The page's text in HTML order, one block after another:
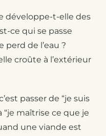
développe-t-elle des
ce qui se passe
de l’eau ?
croûte à l’extérieur
passer de “je suis
maîtrise ce que je
une viande est